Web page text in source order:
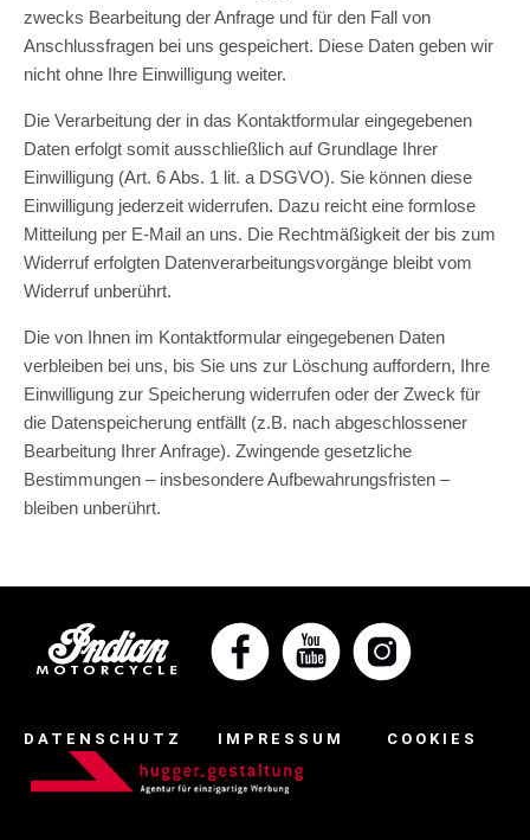
zwecks Bearbeitung der Anfrage und für den Fall von
Anschlussfragen bei uns gespeichert. Diese Daten geben wir
nicht ohne Ihre Einwilligung weiter.
Die Verarbeitung der in das Kontaktformular eingegebenen
Daten erfolgt somit ausschließlich auf Grundlage Ihrer
Einwilligung (Art. 6 Abs. 1 lit. a DSGVO). Sie können diese
Einwilligung jederzeit widerrufen. Dazu reicht eine formlose
Mitteilung per E-Mail an uns. Die Rechtmäßigkeit der bis zum
Widerruf erfolgten Datenverarbeitungsvorgänge bleibt vom
Widerruf unberührt.
Die von Ihnen im Kontaktformular eingegebenen Daten
verbleiben bei uns, bis Sie uns zur Löschung auffordern, Ihre
Einwilligung zur Speicherung widerrufen oder der Zweck für
die Datenspeicherung entfällt (z.B. nach abgeschlossener
Bearbeitung Ihrer Anfrage). Zwingende gesetzliche
Bestimmungen – insbesondere Aufbewahrungsfristen –
bleiben unberührt.
DATENSCHUTZ IMPRESSUM COOKIES